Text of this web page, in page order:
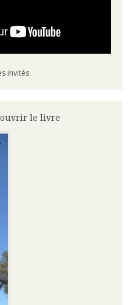
invités
le livre